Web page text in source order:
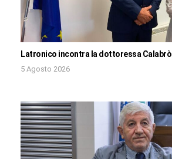
Latronico incontra la dottoressa Calabrò
5 Agosto 2026